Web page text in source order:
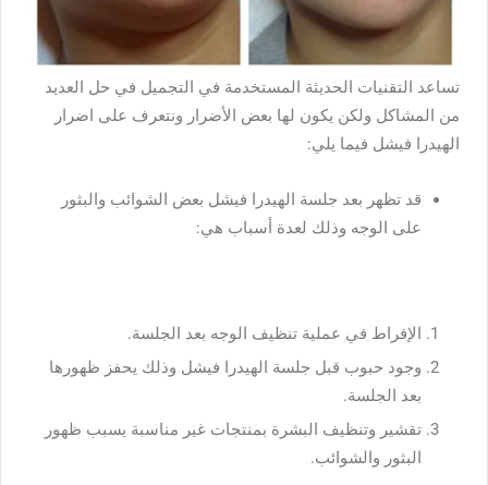
تساعد التقنيات الحديثة المستخدمة في التجميل في حل العديد
من المشاكل ولكن يكون لها بعض الأضرار ونتعرف على اضرار
الهيدرا فيشل فيما يلي:
قد تظهر بعد جلسة الهيدرا فيشل بعض الشوائب والبثور
على الوجه وذلك لعدة أسباب هي:
الإفراط في عملية تنظيف الوجه بعد الجلسة.
وجود حبوب قبل جلسة الهيدرا فيشل وذلك يحفز ظهورها
بعد الجلسة.
تقشير وتنظيف البشرة بمنتجات غير مناسبة يسبب ظهور
البثور والشوائب.